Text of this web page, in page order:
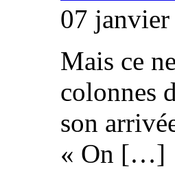
07
Mais ce
colonnes
son
« On […]